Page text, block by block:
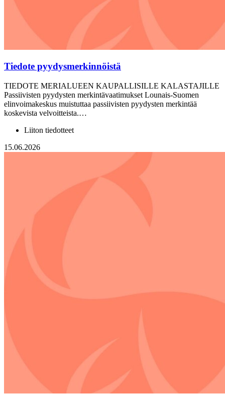
Tiedote pyydysmerkinnöistä
TIEDOTE MERIALUEEN KAUPALLISILLE KALASTAJILLE
Passiivisten pyydysten merkintävaatimukset Lounais-Suomen
elinvoimakeskus muistuttaa passiivisten pyydysten merkintää
koskevista velvoitteista.…
Liiton tiedotteet
15.06.2026